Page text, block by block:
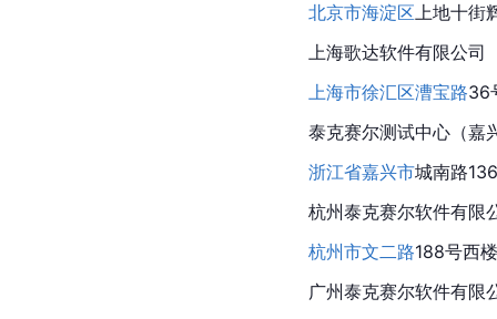
北京市海淀区上地十街
上海歌达软件有限公司
上海市徐汇区漕宝路36
泰克赛尔测试中心（嘉
浙江省嘉兴市城南路
杭州泰克赛尔软件有限
杭州市文二路188号西
广州泰克赛尔软件有限